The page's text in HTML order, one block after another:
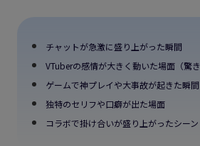
チャットが急激に盛り上がった瞬間
VTuberの感情が大きく動いた場面（驚
ゲームで神プレイや大事故が起きた瞬間
独特のセリフや口癖が出た場面
コラボで掛け合いが盛り上がったシーン